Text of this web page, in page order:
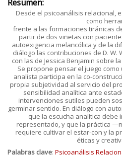
Resumen:
Desde el psicoanálisis relacional,
como
frente a las formaciones tiránicas
partir de dos viñetas con
autoexigencia melancólica y de la
diálogo las contribuciones de D.
con las de Jessica Benjamin sobre
Se propone pensar el juego
analista participa en la co-
propia subjetividad al servicio del
sensibilidad analítica ante
intervenciones sutiles pueden
germinar sentido. En diálogo con
que la escucha analítica debe
representado, y que la práctica
requiere cultivar el estar-con y la
éticas y
Palabras clave: Psicoanálisis